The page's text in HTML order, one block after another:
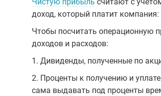
доход, который платит
Чтобы посчитать операционную
доходов и расходов:
1. Дивиденды, полученные по
2. Проценты к получению и
сама выдавать под проценты